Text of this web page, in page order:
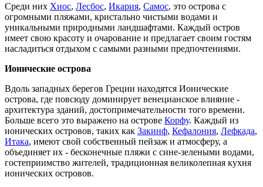
Среди них Хиос, Лесбос, Икария, Самос, это острова с
огромными пляжами, кристально чистыми водами и
уникальными природными ландшафтами. Каждый остров
имеет свою красоту и очарование и предлагает своим гостям
насладиться отдыхом с самыми разными предпочтениями.
Ионические острова
Вдоль западных берегов Греции находятся Ионические
острова, где повсюду доминирует венецианское влияние -
архитектура зданий, достопримечательности того времени.
Больше всего это выражено на острове Корфу. Каждый из
ионических островов, таких как Закинф, Кефалония, Лефкада,
Итака, имеют свой собственный пейзаж и атмосферу, а
объединяет их - бесконечные пляжи с сине-зелеными водами,
гостеприимство жителей, традиционная великолепная кухня
ионических островов.